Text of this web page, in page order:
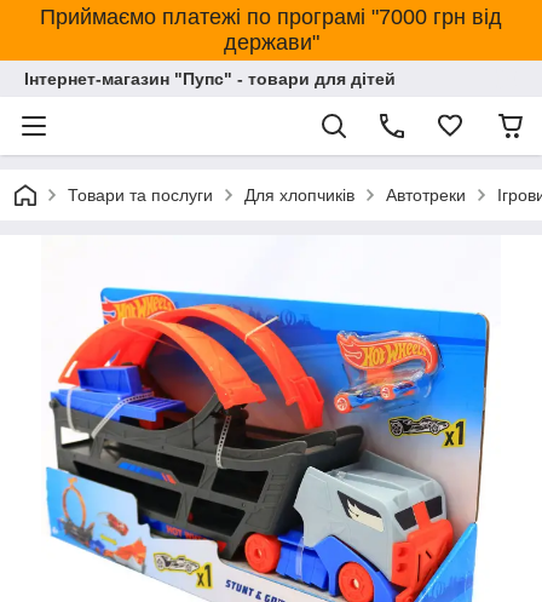
Приймаємо платежі по програмі "7000 грн від
держави"
Інтернет-магазин "Пупс" - товари для дітей
Товари та послуги Для хлопчиків Автотреки